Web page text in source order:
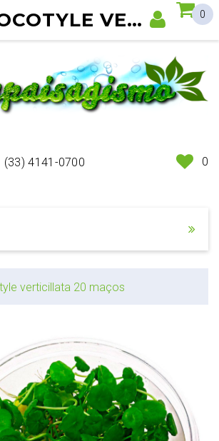
(33) 4141-0700 0
0
verticillata 20 maços
HYDROCOTYLE VERTICILLATA